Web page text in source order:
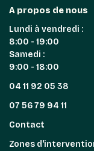
A propos de nous
Lundi à vendredi :
8:00 - 19:00
Samedi :
9:00 - 18:00
04 11 92 05 38
07 56 79 94 11
Contact
Zones